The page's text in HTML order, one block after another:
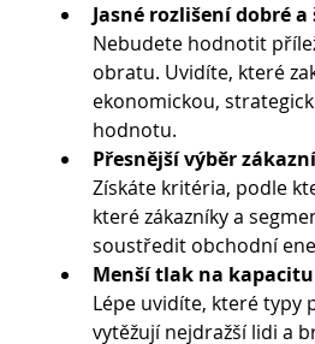
Jasné rozlišení dobré
Nebudete hodnotit
obratu. Uvidíte, které
ekonomickou,
hodnotu.
Přesnější výběr
Získáte kritéria, podle
které zákazníky a
soustředit obchodní
Menší tlak na
Lépe uvidíte, které typy
vytěžují nejdražší lidi a